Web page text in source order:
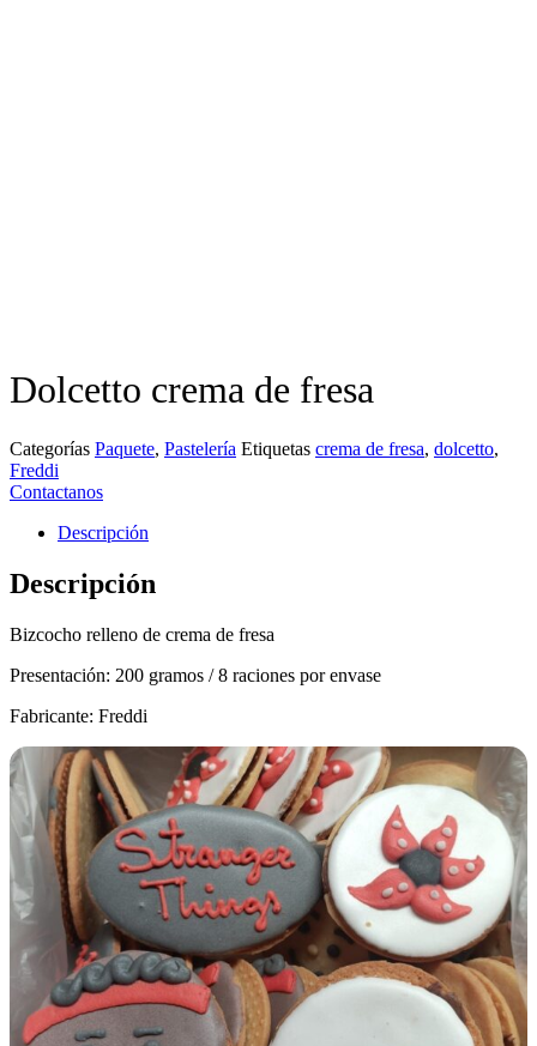
Dolcetto crema de fresa
Categorías Paquete, Pastelería Etiquetas crema de fresa, dolcetto,
Freddi
Contactanos
Descripción
Descripción
Bizcocho relleno de crema de fresa
Presentación: 200 gramos / 8 raciones por envase
Fabricante: Freddi